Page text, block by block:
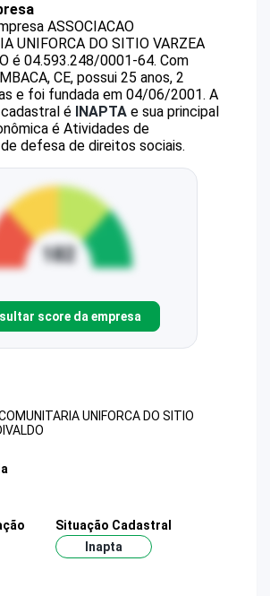
ASSOCIACAO
UNIFORCA DO SITIO VARZEA
é 04.593.248/0001-64. Com
CE, possui 25 anos, 2
e foi fundada em 04/06/2001. A
é INAPTA e sua principal
é Atividades de
defesa de direitos sociais.
score da empresa
UNIFORCA DO SITIO
Situação Cadastral
Inapta